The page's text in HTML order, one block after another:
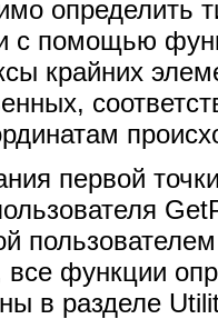
определить
с помощью
крайних
первой
функции
в разделе